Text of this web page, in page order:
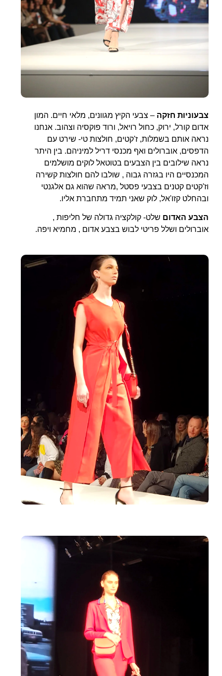
צבעוניות חזקה – צבעי הקיץ מגוונים, מלאי חיים. המון
אדום קורל, ירוק, כחול רויאל, ורוד פוקסיה וצהוב. אנחנו
נראה אותם בשמלות, ז'קטים, חולצות טי- שירט עם
הדפסים, אוברולים ואף מכנסי דריל למיניהם. בין היתר
נראה שילובים בין הצבעים בטוטאל לוקים מושלמים
המכנסיים היו בגזרה גבוה , שולבו להם חולצות קשירה
וז'קטים קטנים בצבעי פסטל ,מראה שהוא גם אלגנטי
ובהחלט קזו'אל, לוק שאני תמיד מתחברת אליו.
הצבע האדום שלט- קולקציה גדולה של חליפות ,
אוברולים ושלל פריטי לבוש בצבע אדום , מחמיא ויפה.